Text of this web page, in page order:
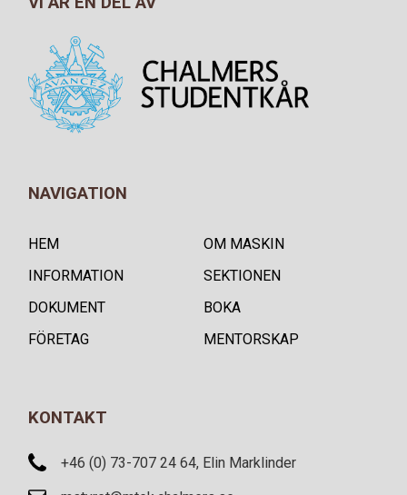
NAVIGATION
HEM
OM MASKIN
INFORMATION
SEKTIONEN
DOKUMENT
BOKA
FÖRETAG
MENTORSKAP
KONTAKT
+46 (0) 73-707 24 64, Elin Marklinder